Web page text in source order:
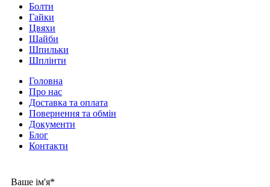
Болти
Гайки
Цвяхи
Шайби
Шпильки
Шплінти
Головна
Про нас
Доставка та оплата
Повернення та обмін
Документи
Блог
Контакти
Ваше ім'я*